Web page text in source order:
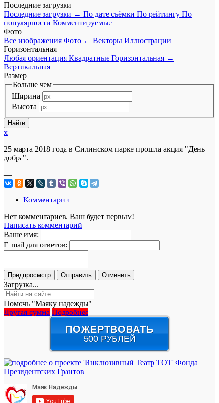
Последние загрузки
Последние загрузки ← По дате съёмки По рейтингу По
популярности Комментируемые
Фото
Все изображения Фото ← Векторы Иллюстрации
Горизонтальная
Любая ориентация Квадратные Горизонтальная ←
Вертикальная
Размер
Больше чем
Ширина
Высота
x
25 марта 2018 года в Силинском парке прошла акция "День
добра".
—
Комментарии
Нет комментариев. Ваш будет первым!
Написать комментарий
Ваше имя:
E-mail для ответов:
Загрузка...
Помочь "Маяку надежды"
Другая сумма Подробнее
ПОЖЕРТВОВАТЬ
500 РУБЛЕЙ